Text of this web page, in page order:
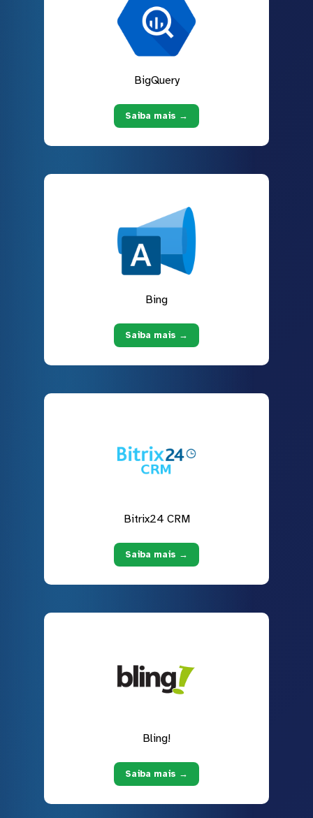
BigQuery
Saiba mais →
Bing
Saiba mais →
Bitrix24 CRM
Saiba mais →
Bling!
Saiba mais →